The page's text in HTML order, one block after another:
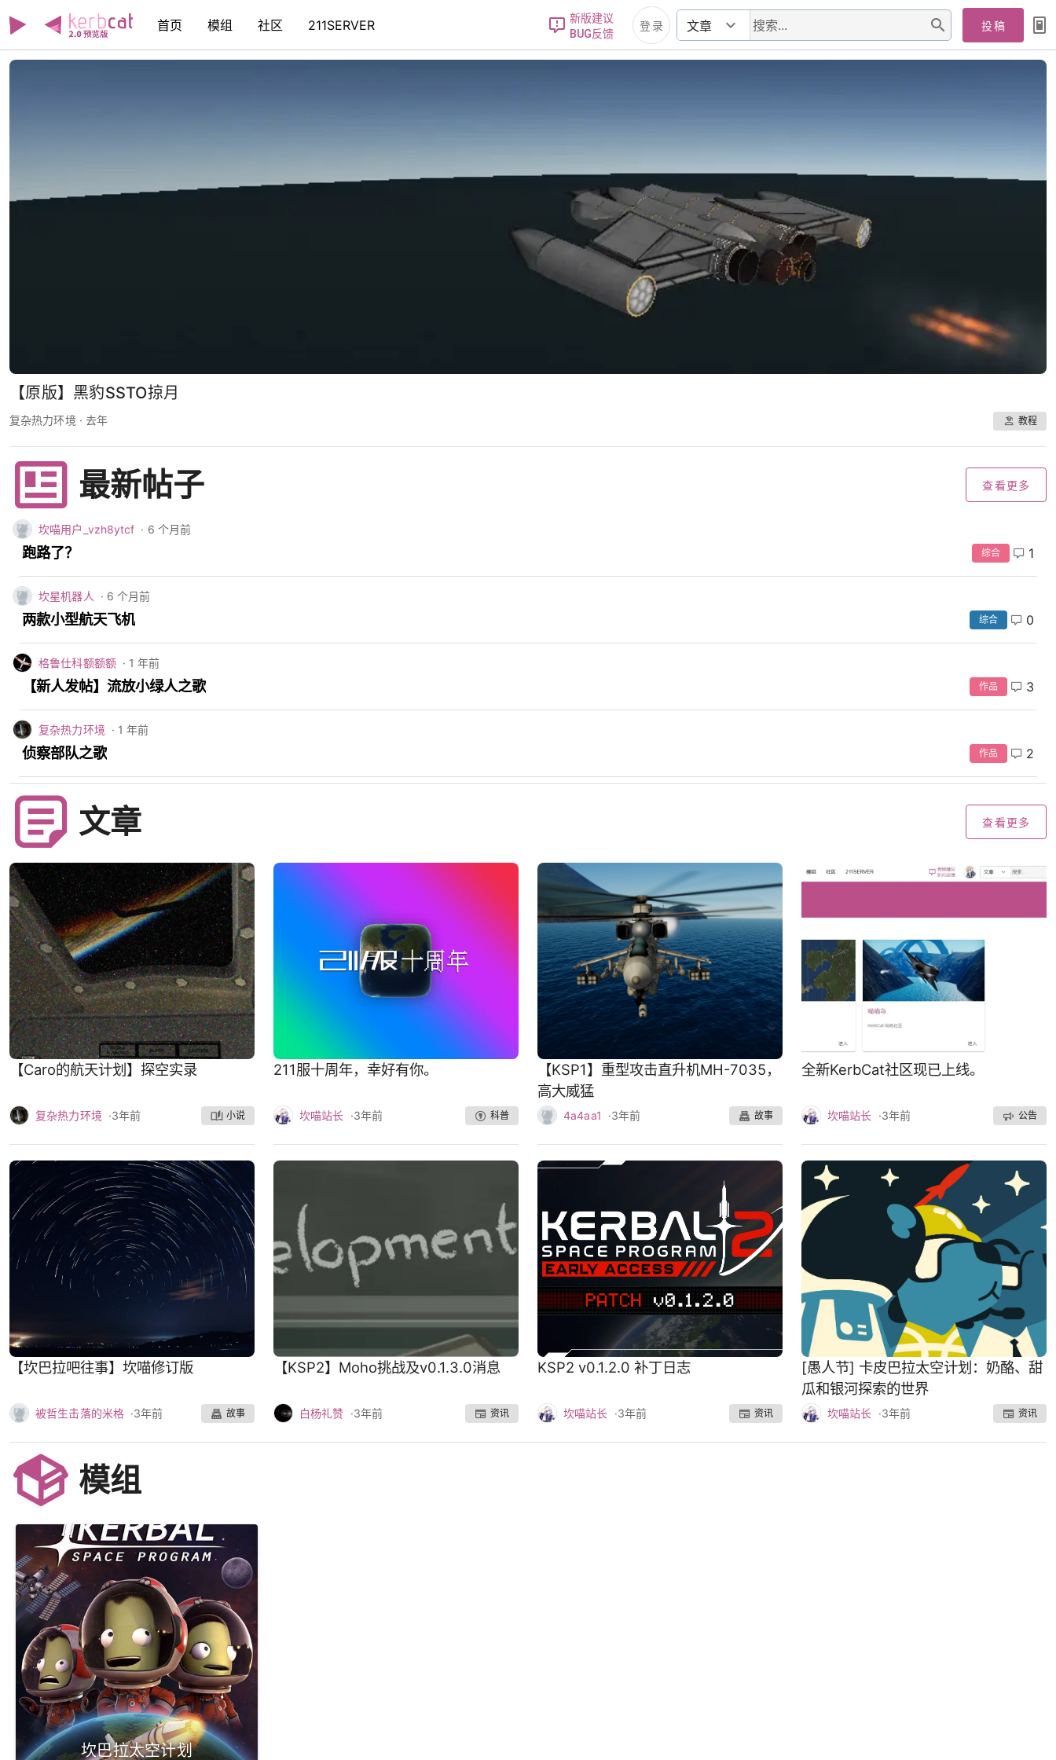
首页 模组 社区 211SERVER
新版建议
BUG反馈
登录 文章 搜索... 投稿
【原版】黑豹SSTO掠月
复杂热力环境 · 去年 教程
最新帖子 查看更多
坎喵用户_vzh8ytcf · 6 个月前
跑路了？ 综合 1
坎星机器人 · 6 个月前
两款小型航天飞机 综合 0
格鲁仕科额额额 · 1 年前
【新人发帖】流放小绿人之歌 作品 3
复杂热力环境 · 1 年前
侦察部队之歌 作品 2
文章 查看更多
【Caro的航天计划】探空实录
复杂热力环境 ·3年前 小说
211服十周年，幸好有你。
坎喵站长 ·3年前 科普
【KSP1】重型攻击直升机MH-7035，
高大威猛
4a4aa1 ·3年前 故事
全新KerbCat社区现已上线。
坎喵站长 ·3年前 公告
【坎巴拉吧往事】坎喵修订版
被哲生击落的米格 ·3年前 故事
【KSP2】Moho挑战及v0.1.3.0消息
白杨礼赞 ·3年前 资讯
KSP2 v0.1.2.0 补丁日志
坎喵站长 ·3年前 资讯
[愚人节] 卡皮巴拉太空计划：奶酪、甜
瓜和银河探索的世界
坎喵站长 ·3年前 资讯
模组
坎巴拉太空计划